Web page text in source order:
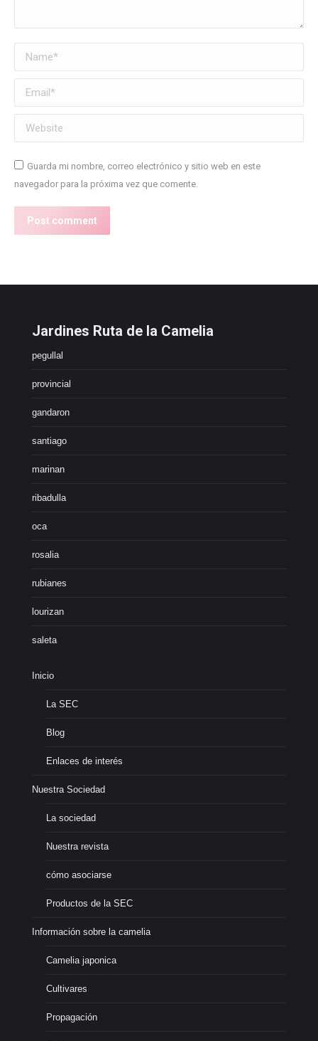
Name *
Email *
Website
Guarda mi nombre, correo electrónico y sitio web en este
navegador para la próxima vez que comente.
Post comment
Jardines Ruta de la Camelia
pegullal
provincial
gandaron
santiago
marinan
ribadulla
oca
rosalia
rubianes
lourizan
saleta
Inicio
La SEC
Blog
Enlaces de interés
Nuestra Sociedad
La sociedad
Nuestra revista
cómo asociarse
Productos de la SEC
Información sobre la camelia
Camelia japonica
Cultivares
Propagación